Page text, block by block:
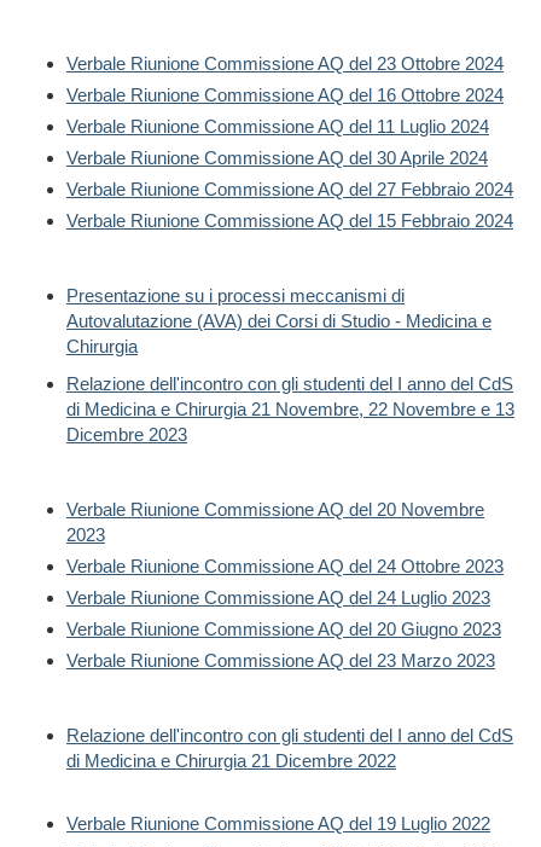
Verbale Riunione Commissione AQ del 23 Ottobre 2024
Verbale Riunione Commissione AQ del 16 Ottobre 2024
Verbale Riunione Commissione AQ del 11 Luglio 2024
Verbale Riunione Commissione AQ del 30 Aprile 2024
Verbale Riunione Commissione AQ del 27 Febbraio 2024
Verbale Riunione Commissione AQ del 15 Febbraio 2024
Presentazione su i processi meccanismi di
Autovalutazione (AVA) dei Corsi di Studio - Medicina e
Chirurgia
Relazione dell'incontro con gli studenti del I anno del CdS
di Medicina e Chirurgia 21 Novembre, 22 Novembre e 13
Dicembre 2023
Verbale Riunione Commissione AQ del 20 Novembre
2023
Verbale Riunione Commissione AQ del 24 Ottobre 2023
Verbale Riunione Commissione AQ del 24 Luglio 2023
Verbale Riunione Commissione AQ del 20 Giugno 2023
Verbale Riunione Commissione AQ del 23 Marzo 2023
Relazione dell'incontro con gli studenti del I anno del CdS
di Medicina e Chirurgia 21 Dicembre 2022
Verbale Riunione Commissione AQ del 19 Luglio 2022